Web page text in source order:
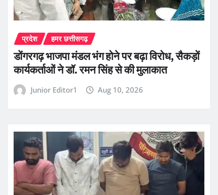
प्रदेश हमर छत्तीसगढ़
डोंगरगढ़ भाजपा मंडल भंग होने पर बढ़ा विरोध, सैकड़ों
कार्यकर्ताओं ने डॉ. रमन सिंह से की मुलाकात
Junior Editor1 Aug 10, 2026